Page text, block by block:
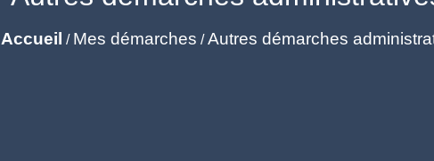
Accueil / Mes démarches /Autres démarches